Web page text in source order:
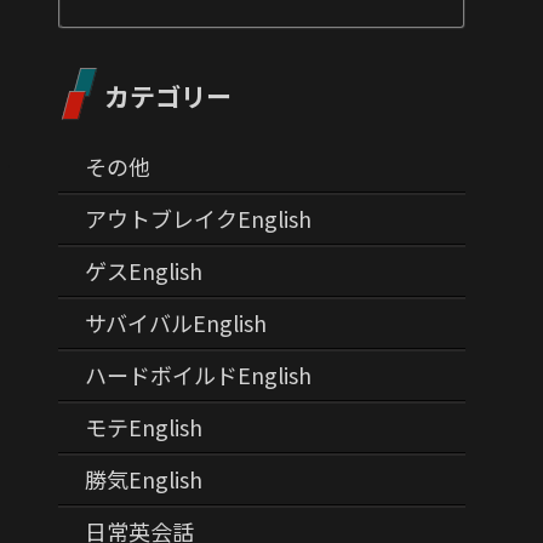
カテゴリー
その他
アウトブレイクEnglish
ゲスEnglish
サバイバルEnglish
ハードボイルドEnglish
モテEnglish
勝気English
日常英会話